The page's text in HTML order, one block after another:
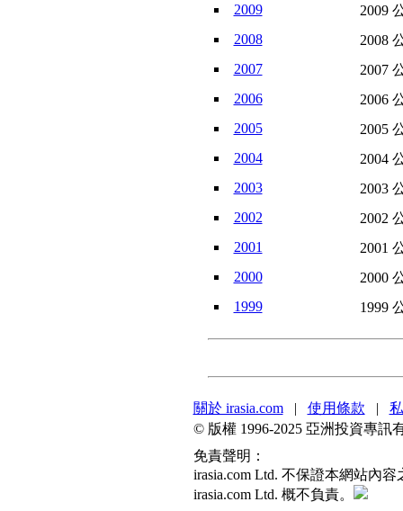
2009
2009
2008
2008
2007
2007
2006
2006
2005
2005
2004
2004
2003
2003
2002
2002
2001
2001
2000
2000
1999
1999
關於 irasia.com| 使用條款 |
© 版權 1996-2025 亞洲投資專訊
免責聲明：
irasia.com Ltd. 不保證本網站內
irasia.com Ltd. 概不負責。